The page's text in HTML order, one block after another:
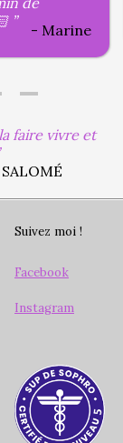
Marine
faire vivre et
Suivez moi !
Facebook
Instagram